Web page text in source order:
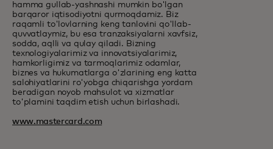
hamma gullab-yashnashi mumkin bo'lgan
barqaror iqtisodiyotni qurmoqdamiz. Biz
raqamli to'lovlarning keng tanlovini qo'llab-
quvvatlaymiz, bu esa tranzaksiyalarni xavfsiz,
sodda, aqlli va qulay qiladi. Bizning
texnologiyalarimiz va innovatsiyalarimiz,
hamkorligimiz va tarmoqlarimiz odamlar,
biznes va hukumatlarga o'zlarining eng katta
salohiyatlarini ro'yobga chiqarishga yordam
beradigan noyob mahsulot va xizmatlar
to'plamini taqdim etish uchun birlashadi.
www.mastercard.com